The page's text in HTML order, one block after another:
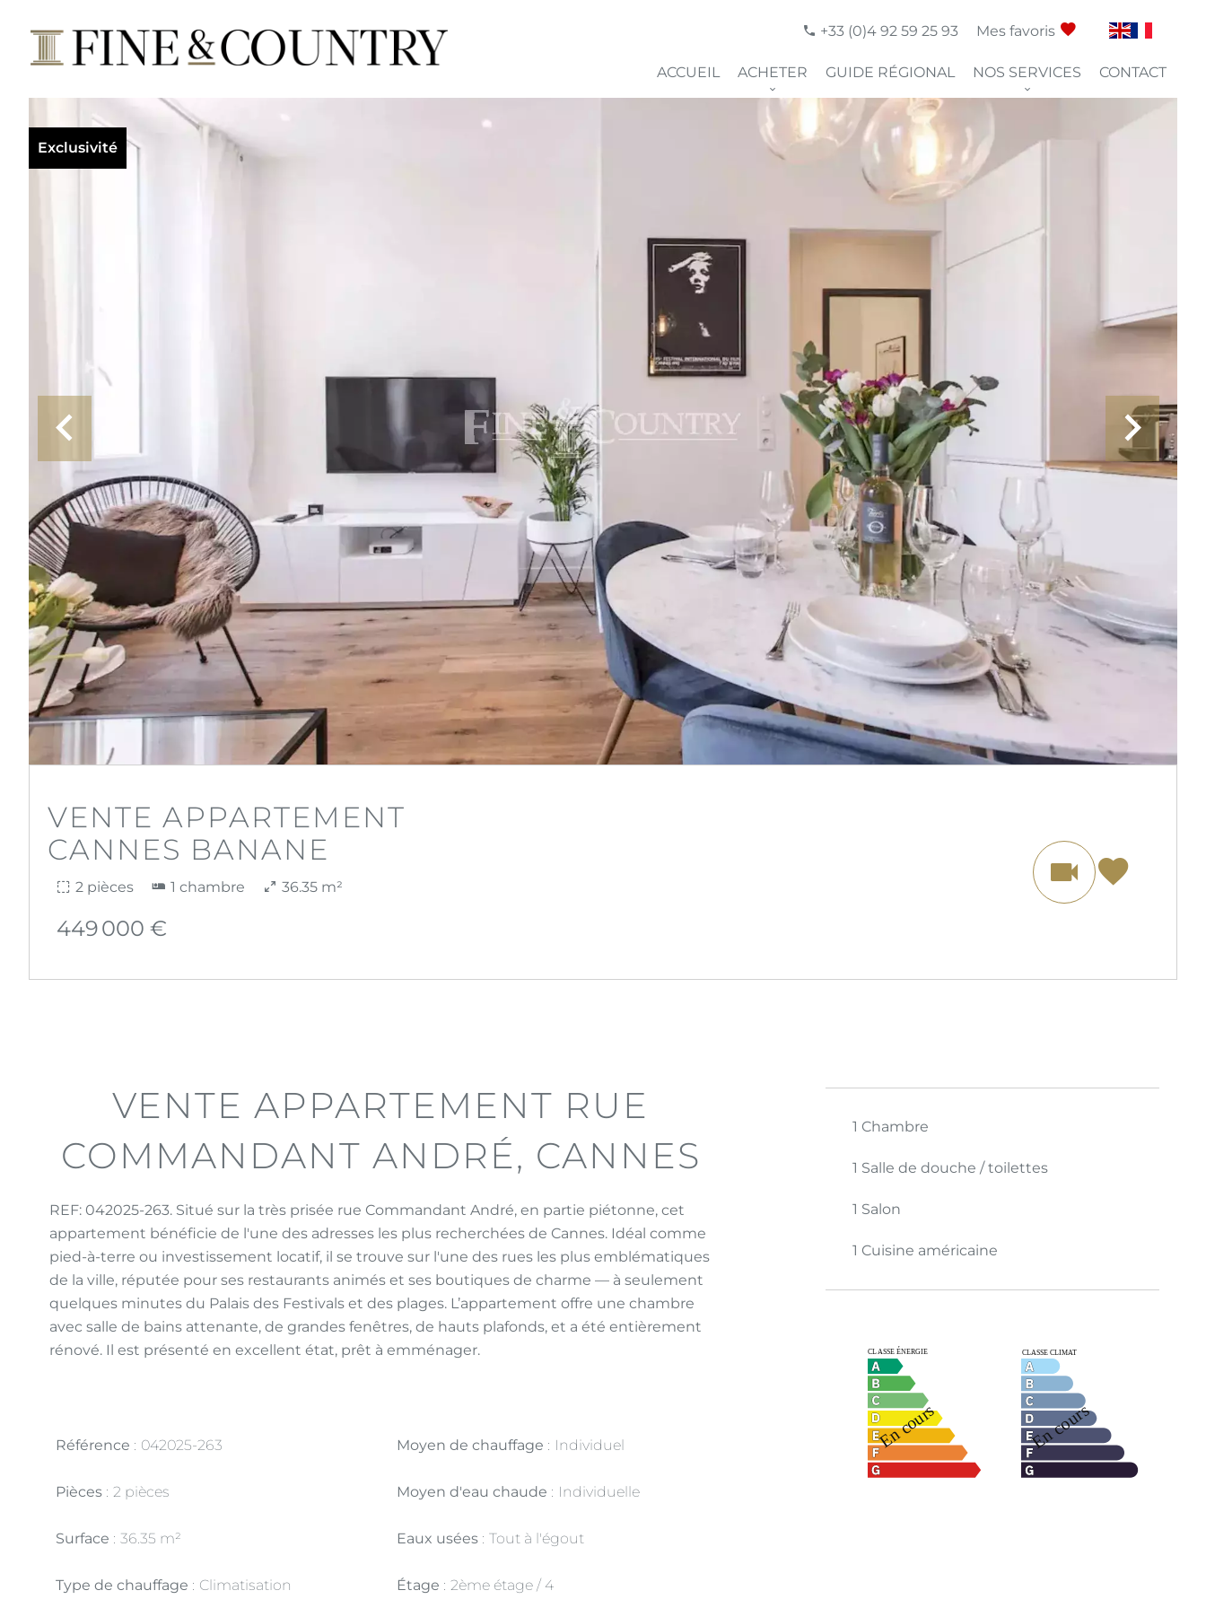
+33 (0)4 92 59 25 93 Mes favoris
ACCUEIL ACHETER GUIDE RÉGIONAL NOS SERVICES CONTACT
VENTE APPARTEMENT
CANNES BANANE
2 pièces 1 chambre 36.35 m²
449 000 €
Exclusivité
VENTE APPARTEMENT RUE
COMMANDANT ANDRÉ, CANNES
REF: 042025-263. Situé sur la très prisée rue Commandant André, en partie piétonne, cet
appartement bénéficie de l'une des adresses les plus recherchées de Cannes. Idéal comme
pied-à-terre ou investissement locatif, il se trouve sur l'une des rues les plus emblématiques
de la ville, réputée pour ses restaurants animés et ses boutiques de charme — à seulement
quelques minutes du Palais des Festivals et des plages. L’appartement offre une chambre
avec salle de bains attenante, de grandes fenêtres, de hauts plafonds, et a été entièrement
rénové. Il est présenté en excellent état, prêt à emménager.
Référence 042025-263
Pièces 2 pièces
Surface 36.35 m²
Type de chauffage Climatisation
Moyen de chauffage Individuel
Moyen d'eau chaude Individuelle
Eaux usées Tout à l'égout
Étage 2ème étage / 4
1 Chambre
1 Salle de douche / toilettes
1 Salon
1 Cuisine américaine